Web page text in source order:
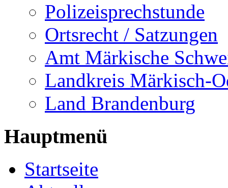
Polizeisprechstunde
Ortsrecht / Satzungen
Amt Märkische
Landkreis Märkisch-
Land Brandenburg
Hauptmenü
Startseite